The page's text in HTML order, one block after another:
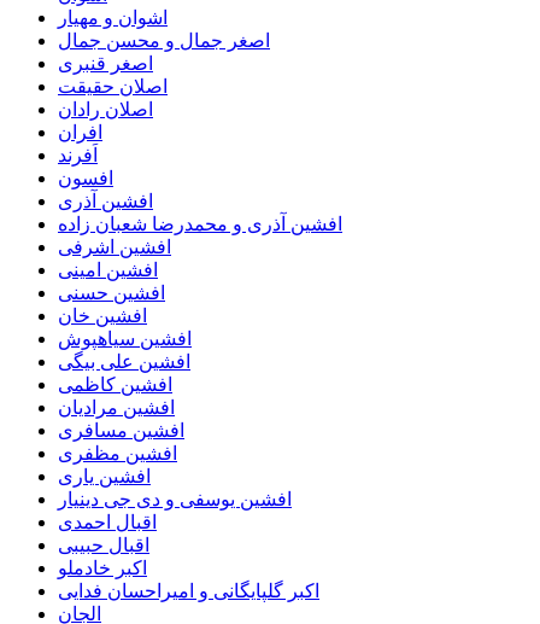
اشوان و مهیار
اصغر جمال و محسن جمال
اصغر قنبری
اصلان حقیقت
اصلان رادان
افران
اَفرند
افسون
افشین آذری
افشین آذری و محمدرضا شعبان زاده
افشین اشرفی
افشین امینی
افشین حسنی
افشین خان
افشین سیاهپوش
افشین علی بیگی
افشین کاظمی
افشین مرادیان
افشین مسافری
افشین مظفری
افشین یاری
افشین یوسفی و دی جی دینیار
اقبال احمدی
اقبال حبیبی
اکبر خادملو
اکبر گلپایگانی و امیراحسان فدایی
الجان